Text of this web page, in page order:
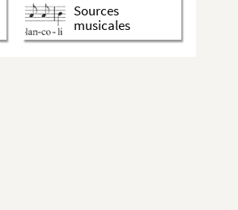
Sources
musicales